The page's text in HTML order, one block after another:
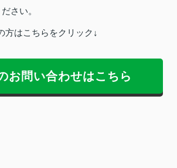
ださい。
方はこちらをクリック↓
お問い合わせはこちら